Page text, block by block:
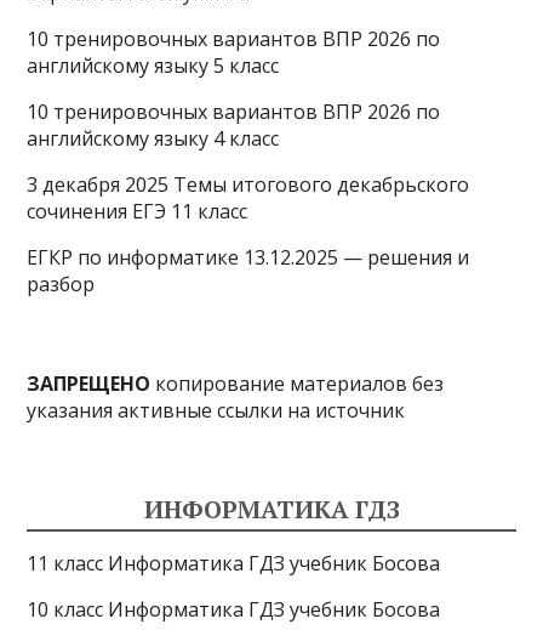
10 тренировочных вариантов ВПР 2026 по
английскому языку 5 класс
10 тренировочных вариантов ВПР 2026 по
английскому языку 4 класс
3 декабря 2025 Темы итогового декабрьского
сочинения ЕГЭ 11 класс
ЕГКР по информатике 13.12.2025 — решения и
разбор
ЗАПРЕЩЕНО копирование материалов без
указания активные ссылки на источник
ИНФОРМАТИКА ГДЗ
11 класс Информатика ГДЗ учебник Босова
10 класс Информатика ГДЗ учебник Босова